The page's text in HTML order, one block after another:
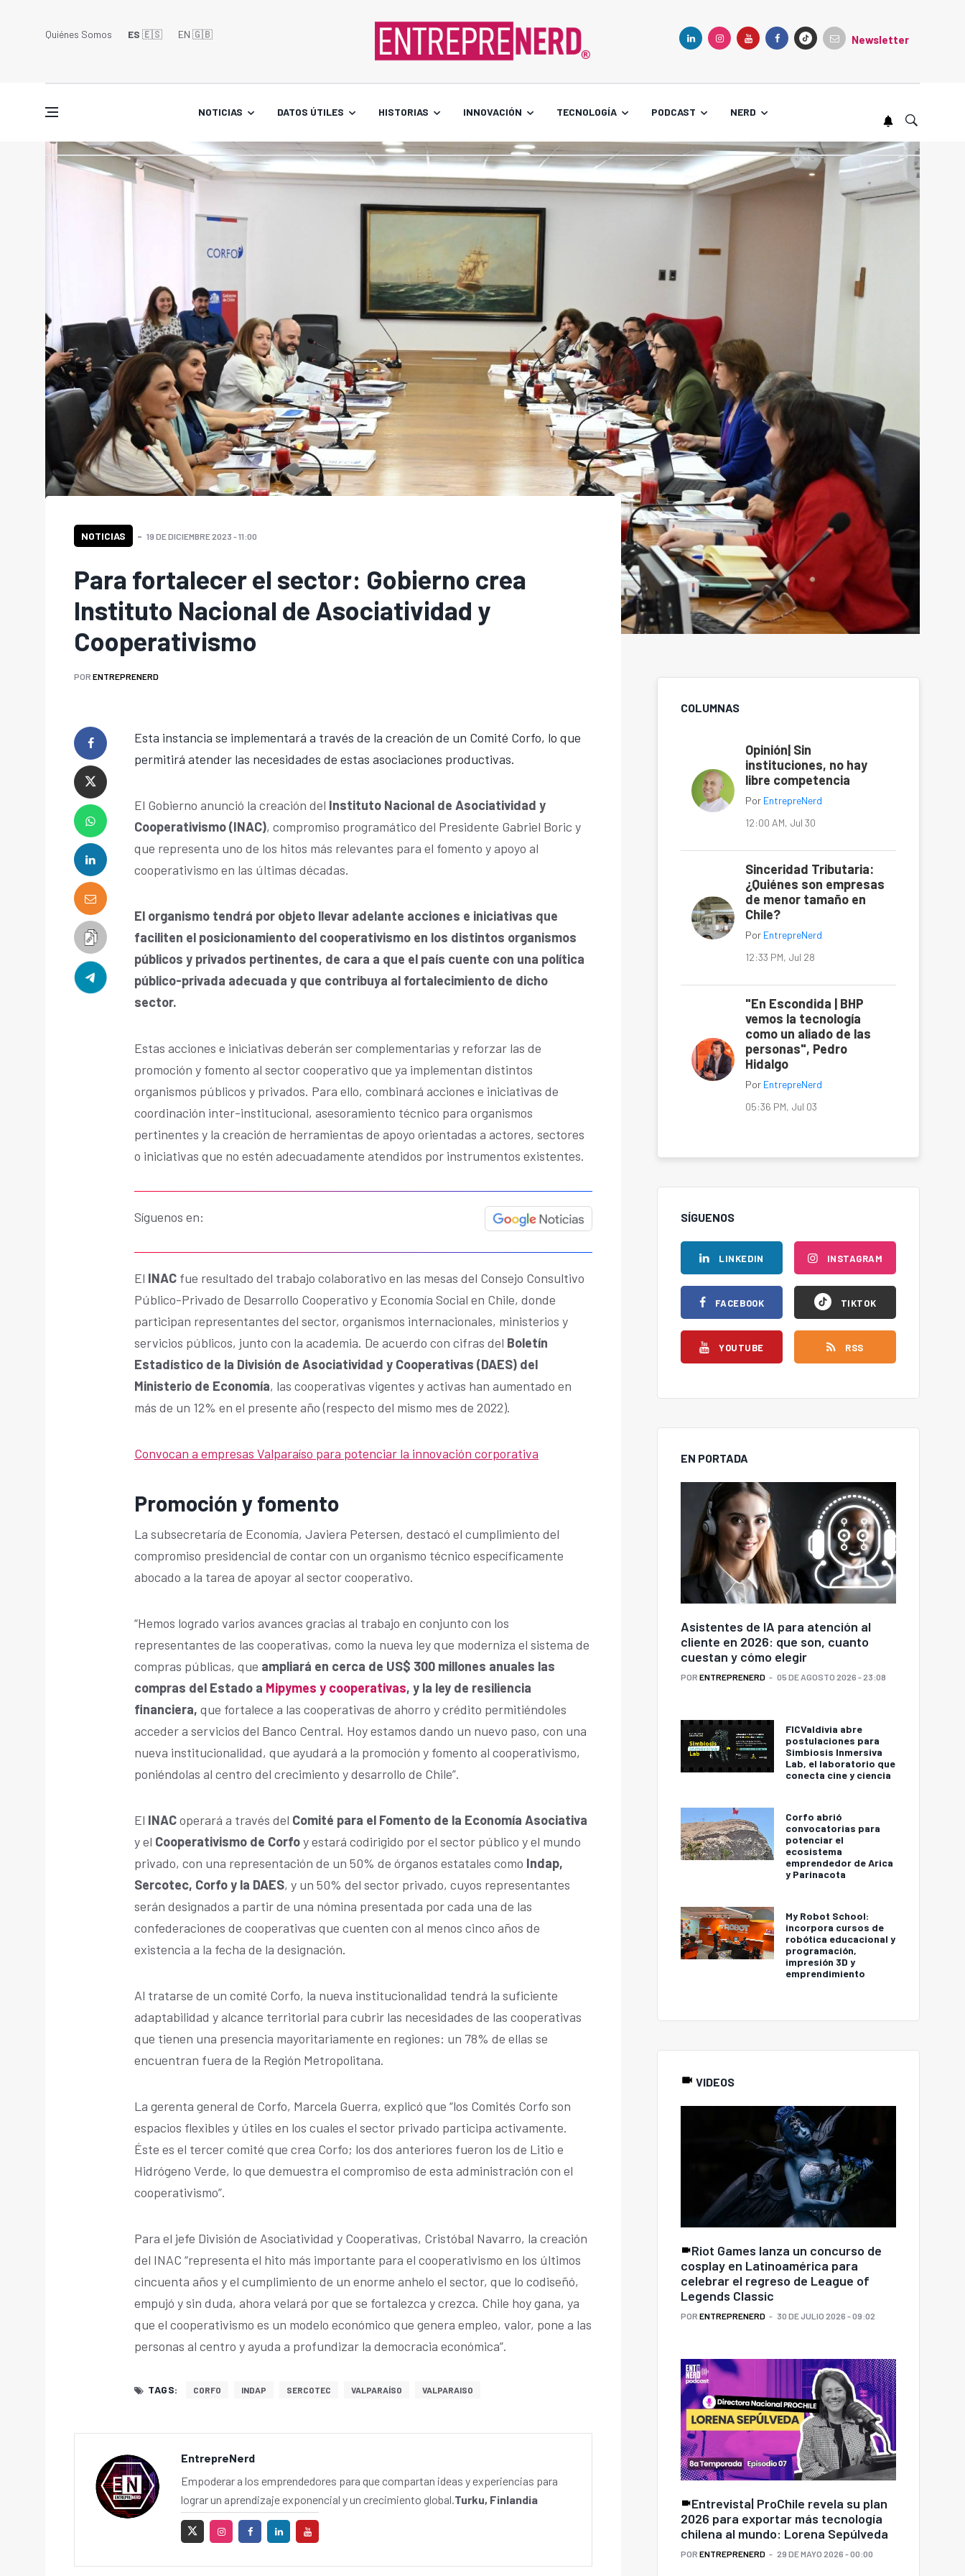
Quiénes Somos ES 🇪🇸 EN 🇬🇧󠁢󠁥󠁮󠁧󠁿 Newsletter
NOTICIAS DATOS ÚTILES HISTORIAS INNOVACIÓN TECNOLOGÍA PODCAST NERD
NOTICIAS 19 DE DICIEMBRE 2023 - 11:00
Para fortalecer el sector: Gobierno crea
Instituto Nacional de Asociatividad y
Cooperativismo
POR ENTREPRENERD
Esta instancia se implementará a través de la creación de un Comité Corfo, lo que
permitirá atender las necesidades de estas asociaciones productivas.
El Gobierno anunció la creación del Instituto Nacional de Asociatividad y
Cooperativismo (INAC), compromiso programático del Presidente Gabriel Boric y
que representa uno de los hitos más relevantes para el fomento y apoyo al
cooperativismo en las últimas décadas.
El organismo tendrá por objeto llevar adelante acciones e iniciativas que
faciliten el posicionamiento del cooperativismo en los distintos organismos
públicos y privados pertinentes, de cara a que el país cuente con una política
público-privada adecuada y que contribuya al fortalecimiento de dicho
sector.
Estas acciones e iniciativas deberán ser complementarias y reforzar las de
promoción y fomento al sector cooperativo que ya implementan distintos
organismos públicos y privados. Para ello, combinará acciones e iniciativas de
coordinación inter-institucional, asesoramiento técnico para organismos
pertinentes y la creación de herramientas de apoyo orientadas a actores, sectores
o iniciativas que no estén adecuadamente atendidos por instrumentos existentes.
Síguenos en:
El INAC fue resultado del trabajo colaborativo en las mesas del Consejo Consultivo
Público-Privado de Desarrollo Cooperativo y Economía Social en Chile, donde
participan representantes del sector, organismos internacionales, ministerios y
servicios públicos, junto con la academia. De acuerdo con cifras del Boletín
Estadístico de la División de Asociatividad y Cooperativas (DAES) del
Ministerio de Economía, las cooperativas vigentes y activas han aumentado en
más de un 12% en el presente año (respecto del mismo mes de 2022).
Convocan a empresas Valparaíso para potenciar la innovación corporativa
Promoción y fomento
La subsecretaría de Economía, Javiera Petersen, destacó el cumplimiento del
compromiso presidencial de contar con un organismo técnico específicamente
abocado a la tarea de apoyar al sector cooperativo.
“Hemos logrado varios avances gracias al trabajo en conjunto con los
representantes de las cooperativas, como la nueva ley que moderniza el sistema de
compras públicas, que ampliará en cerca de US$ 300 millones anuales las
compras del Estado a Mipymes y cooperativas, y la ley de resiliencia
financiera, que fortalece a las cooperativas de ahorro y crédito permitiéndoles
acceder a servicios del Banco Central. Hoy estamos dando un nuevo paso, con una
nueva institucionalidad, que ayudará a la promoción y fomento al cooperativismo,
poniéndolas al centro del crecimiento y desarrollo de Chile”.
El INACoperará a través del Comité para el Fomento de la Economía Asociativa
y el Cooperativismo de Corfoy estará codirigido por el sector público y el mundo
privado, con una representación de un 50% de órganos estatales como Indap,
Sercotec, Corfo y la DAES, y un 50% del sector privado, cuyos representantes
serán designados a partir de una nómina presentada por cada una de las
confederaciones de cooperativas que cuenten con al menos cinco años de
existencia a la fecha de la designación.
Al tratarse de un comité Corfo, la nueva institucionalidad tendrá la suficiente
adaptabilidad y alcance territorial para cubrir las necesidades de las cooperativas
que tienen una presencia mayoritariamente en regiones: un 78% de ellas se
encuentran fuera de la Región Metropolitana.
La gerenta general de Corfo, Marcela Guerra, explicó que “los Comités Corfo son
espacios flexibles y útiles en los cuales el sector privado participa activamente.
Éste es el tercer comité que crea Corfo; los dos anteriores fueron los de Litio e
Hidrógeno Verde, lo que demuestra el compromiso de esta administración con el
cooperativismo”.
Para el jefe División de Asociatividad y Cooperativas, Cristóbal Navarro, la creación
del INAC “representa el hito más importante para el cooperativismo en los últimos
cincuenta años y el cumplimiento de un enorme anhelo el sector, que lo codiseñó,
empujó y sin duda, ahora velará por que se fortalezca y crezca. Chile hoy gana, ya
que el cooperativismo es un modelo económico que genera empleo, valor, pone a las
personas al centro y ayuda a profundizar la democracia económica”.
TAGS: CORFO INDAP SERCOTEC VALPARAÍSO VALPARAISO
EntrepreNerd
Empoderar a los emprendedores para que compartan ideas y experiencias para
lograr un aprendizaje exponencial y un crecimiento global.Turku, Finlandia
COLUMNAS
Opinión| Sin
instituciones, no hay
libre competencia
Por EntrepreNerd
12:00 AM, Jul 30
Sinceridad Tributaria:
¿Quiénes son empresas
de menor tamaño en
Chile?
Por EntrepreNerd
12:33 PM, Jul 28
"En Escondida | BHP
vemos la tecnología
como un aliado de las
personas", Pedro
Hidalgo
Por EntrepreNerd
05:36 PM, Jul 03
SÍGUENOS
LINKEDIN
FACEBOOK
YOUTUBE
INSTAGRAM
TIKTOK
RSS
EN PORTADA
Asistentes de IA para atención al
cliente en 2026: que son, cuanto
cuestan y cómo elegir
POR ENTREPRENERD 05 DE AGOSTO 2026 - 23:08
FICValdivia abre
postulaciones para
Simbiosis Inmersiva
Lab, el laboratorio que
conecta cine y ciencia
Corfo abrió
convocatorias para
potenciar el
ecosistema
emprendedor de Arica
y Parinacota
My Robot School:
incorpora cursos de
robótica educacional y
programación,
impresión 3D y
emprendimiento
VIDEOS
Riot Games lanza un concurso de
cosplay en Latinoamérica para
celebrar el regreso de League of
Legends Classic
POR ENTREPRENERD 30 DE JULIO 2026 - 09:02
Entrevista| ProChile revela su plan
2026 para exportar más tecnología
chilena al mundo: Lorena Sepúlveda
POR ENTREPRENERD 29 DE MAYO 2026 - 00:00